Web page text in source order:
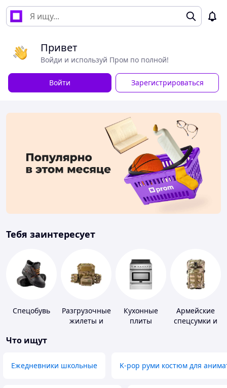
Привет
Войди и используй Пром по полной!
Войти Зарегистрироваться
Тебя заинтересует
Спецобувь
Разгрузочные
жилеты и
Кухонные
плиты
Армейские
спецсумки и
Что ищут
Ежедневники школьные K-pop руми костюм для